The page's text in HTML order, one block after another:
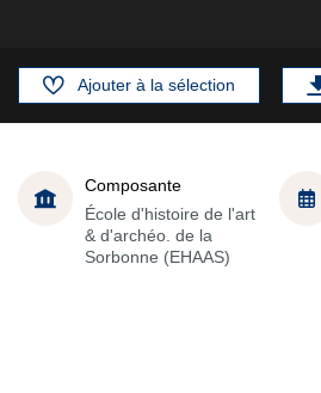
Ajouter à la sélection
Composante
École d'histoire de l'art
& d'archéo. de la
Sorbonne (EHAAS)